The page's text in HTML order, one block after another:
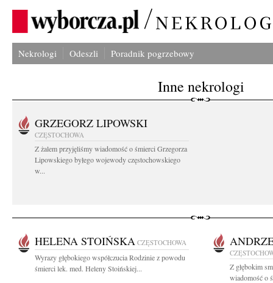
Nekrologi Odeszli Poradnik pogrzebowy
Inne nekrologi
GRZEGORZ LIPOWSKI
CZĘSTOCHOWA
Z żalem przyjęliśmy wiadomość o śmierci Grzegorza
Lipowskiego byłego wojewody częstochowskiego
w...
HELENA STOIŃSKA CZĘSTOCHOWA
Wyrazy głębokiego współczucia Rodzinie z powodu
śmierci lek. med. Heleny Stoińskiej...
Z głębokim
wiadomość o